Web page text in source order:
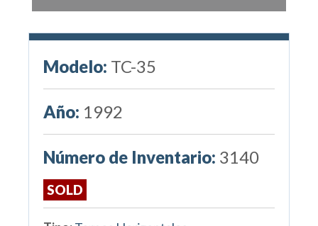
Modelo: TC-35
Año: 1992
Número de Inventario: 3140
SOLD